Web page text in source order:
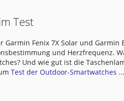
Test
Fenix 7X Solar und Garmin
und Herzfrequenz.
Und wie gut ist die
Test der Outdoor-Smartwatches ...